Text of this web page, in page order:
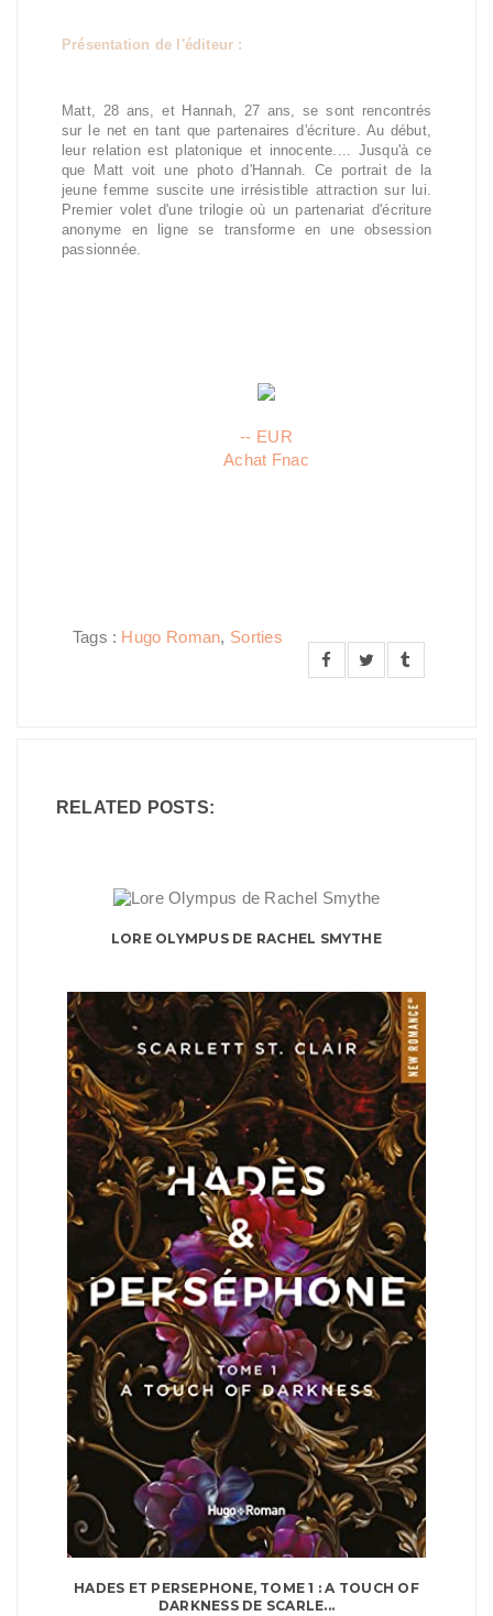
Présentation de l'éditeur :
Matt, 28 ans, et Hannah, 27 ans, se sont rencontrés
sur le net en tant que partenaires d'écriture. Au début,
leur relation est platonique et innocente.... Jusqu'à ce
que Matt voit une photo d'Hannah. Ce portrait de la
jeune femme suscite une irrésistible attraction sur lui.
Premier volet d'une trilogie où un partenariat d'écriture
anonyme en ligne se transforme en une obsession
passionnée.
-- EUR
Achat Fnac
Tags : Hugo Roman, Sorties
RELATED POSTS:
LORE OLYMPUS DE RACHEL SMYTHE
HADES ET PERSEPHONE, TOME 1 : A TOUCH OF
DARKNESS DE SCARLE...